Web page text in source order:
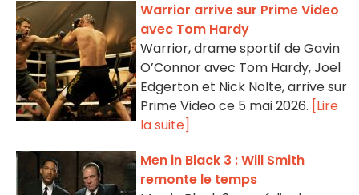
Warrior arrive sur Prime Video
avec Tom Hardy
Warrior, drame sportif de Gavin
O’Connor avec Tom Hardy, Joel
Edgerton et Nick Nolte, arrive sur
Prime Video ce 5 mai 2026. [Lire
la suite]
Men in Black 3 : Will Smith
remonte le temps